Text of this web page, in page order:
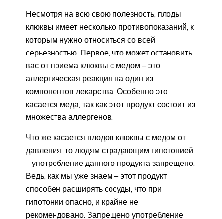
Несмотря на всю свою полезность, плоды
клюквы имеет несколько противопоказаний, к
которым нужно относиться со всей
серьезностью. Первое, что может остановить
вас от приема клюквы с медом – это
аллергическая реакция на один из
компонентов лекарства. Особенно это
касается меда, так как этот продукт состоит из
множества аллергенов.
Что же касается плодов клюквы с медом от
давления, то людям страдающим гипотонией
– употребление данного продукта запрещено.
Ведь, как мы уже знаем – этот продукт
способен расширять сосуды, что при
гипотонии опасно, и крайне не
рекомендовано. Запрещено употребление